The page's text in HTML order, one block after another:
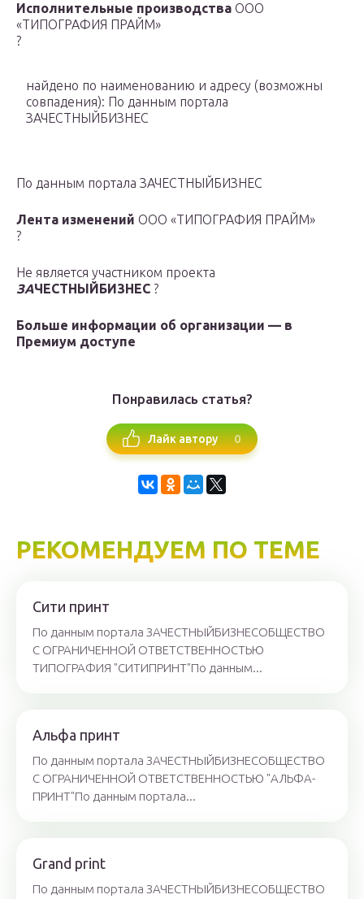
Исполнительные производства ООО
«ТИПОГРАФИЯ ПРАЙМ»
?
найдено по наименованию и адресу (возможны
совпадения): По данным портала
ЗАЧЕСТНЫЙБИЗНЕС
По данным портала ЗАЧЕСТНЫЙБИЗНЕС
Лента изменений ООО «ТИПОГРАФИЯ ПРАЙМ»
?
Не является участником проекта
ЗАЧЕСТНЫЙБИЗНЕС ?
Больше информации об организации — в
Премиум доступе
Понравилась статья?
Лайк автору 0
РЕКОМЕНДУЕМ ПО ТЕМЕ
Сити принт
По данным портала ЗАЧЕСТНЫЙБИЗНЕСОБЩЕСТВО
С ОГРАНИЧЕННОЙ ОТВЕТСТВЕННОСТЬЮ
ТИПОГРАФИЯ "СИТИПРИНТ"По данным...
Альфа принт
По данным портала ЗАЧЕСТНЫЙБИЗНЕСОБЩЕСТВО
С ОГРАНИЧЕННОЙ ОТВЕТСТВЕННОСТЬЮ "АЛЬФА-
ПРИНТ"По данным портала...
Grand print
По данным портала ЗАЧЕСТНЫЙБИЗНЕСОБЩЕСТВО